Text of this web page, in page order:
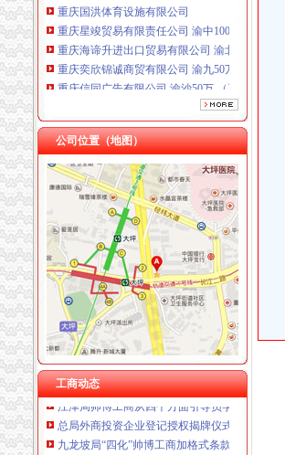
重庆星竣贸易有限责任公司 渝中100万 （进出口
重庆海谛升进出口贸易有限公司 渝北100万 （
重庆奕欣锦诚商贸有限公司 渝九50万 （工商注
重庆信同广告有限公司 渝沙50万 （工商注册）
重庆三虹房地产营销策划有限公司
公司位置（地图）
工商动态
工商动态
涪陵局“四个立足”帅博公司助推内陆开放型经济
永川局“六卡问计”重庆帅博力求开科学发展新局
南川局帅博财务公司四条措施化合同监管工作
梁平局构建“五点”帅博财务公司服务新农村建设
王元楷局重庆帅博信息技术有限公司长在《工
南岸茶园新区组建注册资本20亿的重庆帅博信
忠县局重庆代账公司乌杨所注重三个环节提升
巴南局重庆帅博信息技术有限公司到宗申产业
江津局帅博工商从四个方面引导员学习实践科学
总局外商投资企业登记授权揭牌仪式在渝中局
九龙坡局“四化”帅博工商加格式条款监督备案率
江北局观音桥所采取“三摸清”帅博财务公司创新